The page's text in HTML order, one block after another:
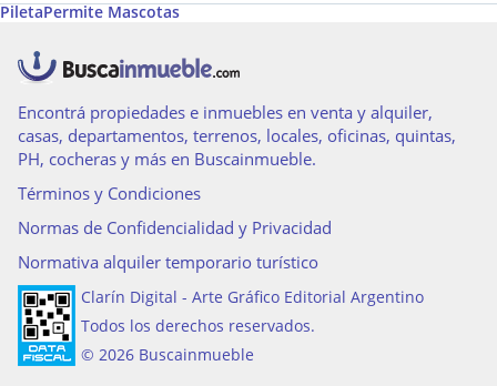
PiletaPermite Mascotas
Encontrá propiedades e inmuebles en venta y alquiler,
casas, departamentos, terrenos, locales, oficinas, quintas,
PH, cocheras y más en Buscainmueble.
Términos y Condiciones
Normas de Confidencialidad y Privacidad
Normativa alquiler temporario turístico
Clarín Digital - Arte Gráfico Editorial Argentino
Todos los derechos reservados.
© 2026 Buscainmueble